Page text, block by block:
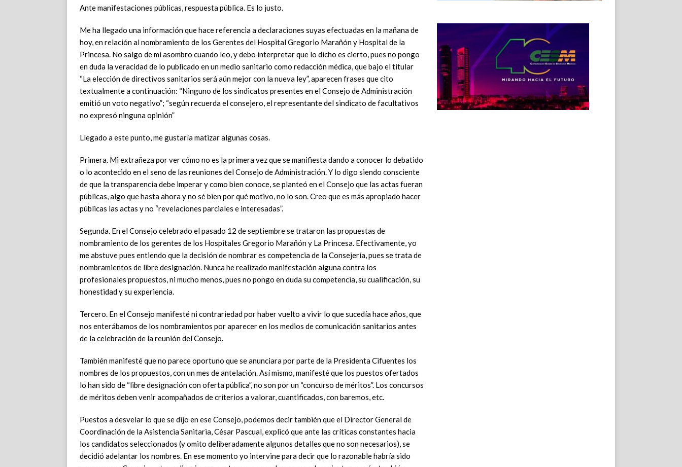
Ante manifestaciones públicas, respuesta pública. Es lo justo.
Me ha llegado una información que hace referencia a declaraciones suyas efectuadas en la mañana de
hoy, en relación al nombramiento de los Gerentes del Hospital Gregorio Marañón y Hospital de la
Princesa. No salgo de mi asombro cuando leo, y debo interpretar que lo dicho es cierto, pues no pongo
en duda la veracidad de lo publicado en un medio sanitario como redacción médica, que bajo el titular
“La elección de directivos sanitarios será aún mejor con la nueva ley”, aparecen frases que cito
textualmente a continuación: “Ninguno de los sindicatos presentes en el Consejo de Administración
emitió un voto negativo”; “según recuerda el consejero, el representante del sindicato de facultativos
no expresó ninguna opinión”
Llegado a este punto, me gustaría matizar algunas cosas.
Primera. Mi extrañeza por ver cómo no es la primera vez que se manifiesta dando a conocer lo debatido
o lo acontecido en el seno de las reuniones del Consejo de Administración. Y lo digo siendo consciente
de que la transparencia debe imperar y como bien conoce, se planteó en el Consejo que las actas fueran
públicas, algo que hasta ahora y no sé bien por qué motivo, no lo son. Creo que es más apropiado hacer
públicas las actas y no “revelaciones parciales e interesadas”.
Segunda. En el Consejo celebrado el pasado 12 de septiembre se trataron las propuestas de
nombramiento de los gerentes de los Hospitales Gregorio Marañón y La Princesa. Efectivamente, yo
me abstuve pues entiendo que la decisión de nombrar es competencia de la Consejería, pues se trata de
nombramientos de libre designación. Nunca he realizado manifestación alguna contra los
profesionales propuestos, ni mucho menos, pues no pongo en duda su competencia, su cualificación, su
honestidad y su experiencia.
Tercero. En el Consejo manifesté ni contrariedad por haber vuelto a vivir lo que sucedía hace años, que
nos enterábamos de los nombramientos por aparecer en los medios de comunicación sanitarios antes
de la celebración de la reunión del Consejo.
También manifesté que no parece oportuno que se anunciara por parte de la Presidenta Cifuentes los
nombres de los propuestos, con un mes de antelación. Así mismo, manifesté que los puestos ofertados
lo han sido de “libre designación con oferta pública”, no son por un “concurso de méritos”. Los concursos
de méritos deben venir acompañados de criterios a valorar, cuantificados, con baremos, etc.
Puestos a desvelar lo que se dijo en ese Consejo, podemos decir también que el Director General de
Coordinación de la Asistencia Sanitaria, César Pascual, explicó que ante las críticas constantes hacia
los candidatos seleccionados (y omito deliberadamente algunos detalles que no son necesarios), se
decidió adelantar los nombres. En ese momento yo intervine para decir que lo razonable habría sido